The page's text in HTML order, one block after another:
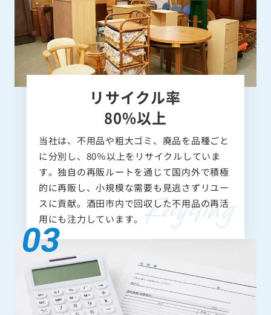
リサイクル率
80%以上
当社は、不用品や粗大ゴミ、廃品を品種ごと
に分別し、80％以上をリサイクルしていま
す。独自の再販ルートを通じて国内外で積極
的に再販し、小規模な需要も見逃さずリユー
スに貢献。酒田市内で回収した不用品の再活
用にも注力しています。